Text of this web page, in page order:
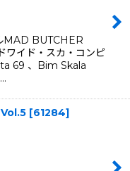
MAD BUTCHER
ワイド・スカ・コンピ
69 、Bim Skala
[61284]